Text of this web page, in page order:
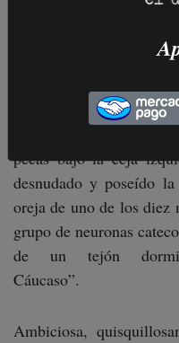
le permite percibir,
supercuerdas y el
que hablas en el
pecas bajo la ceja
desnudado y poseído
oreja de uno de los
grupo de neuronas
de un tejón
Cáucaso”.
Ambiciosa,